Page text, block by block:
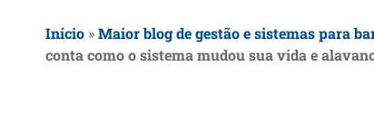
Início »Maior blog de gestão e sistemas para
conta como o sistema mudou sua vida e